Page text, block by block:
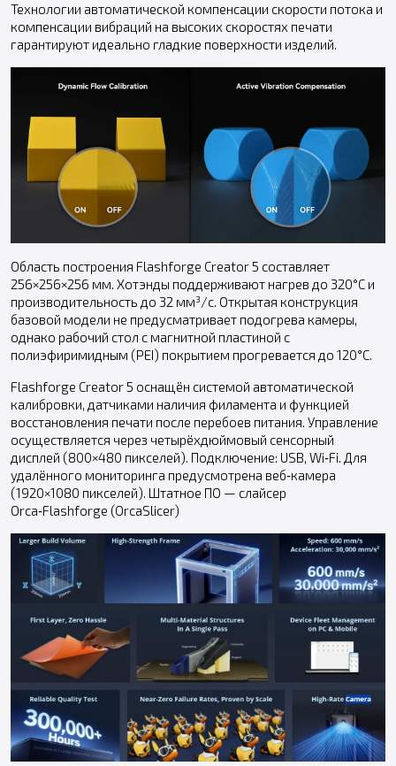
Технологии автоматической компенсации скорости потока и
компенсации вибраций на высоких скоростях печати
гарантируют идеально гладкие поверхности изделий.
Область построения Flashforge Creator 5 составляет
256×256×256 мм. Хотэнды поддерживают нагрев до 320°C и
производительность до 32 мм³/с. Открытая конструкция
базовой модели не предусматривает подогрева камеры,
однако рабочий стол с магнитной пластиной с
полиэфиримидным (PEI) покрытием прогревается до 120°C.
Flashforge Creator 5 оснащён системой автоматической
калибровки, датчиками наличия филамента и функцией
восстановления печати после перебоев питания. Управление
осуществляется через четырёхдюймовый сенсорный
дисплей (800×480 пикселей). Подключение: USB, Wi‑Fi. Для
удалённого мониторинга предусмотрена веб‑камера
(1920×1080 пикселей). Штатное ПО — слайсер
Orca‑Flashforge (OrcaSlicer)